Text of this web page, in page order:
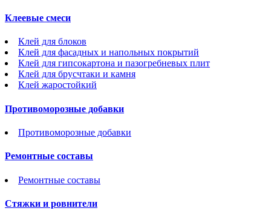
Клеевые смеси
Клей для блоков
Клей для фасадных и напольных покрытий
Клей для гипсокартона и пазогребневых плит
Клей для брусчтаки и камня
Клей жаростойкий
Противоморозные добавки
Противоморозные добавки
Ремонтные составы
Ремонтные составы
Стяжки и ровнители